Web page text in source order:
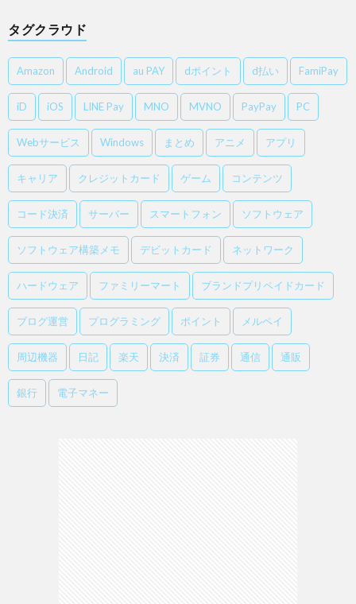
タグクラウド
Amazon Android au PAY dポイント d払い FamiPay
iD iOS LINE Pay MNO MVNO PayPay PC
Webサービス Windows まとめ アニメ アプリ
キャリア クレジットカード ゲーム コンテンツ
コード決済 サーバー スマートフォン ソフトウェア
ソフトウェア構築メモ デビットカード ネットワーク
ハードウェア ファミリーマート ブランドプリペイドカード
ブログ運営 プログラミング ポイント メルペイ
周辺機器 日記 楽天 決済 証券 通信 通販
銀行 電子マネー